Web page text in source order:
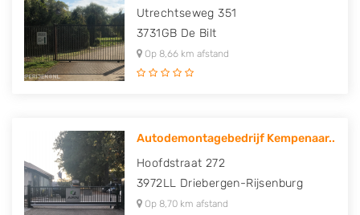
Utrechtseweg 351
3731GB De Bilt
Op 8,66 km afstand
Autodemontagebedrijf Kempenaar..
Hoofdstraat 272
3972LL Driebergen-Rijsenburg
Op 8,70 km afstand